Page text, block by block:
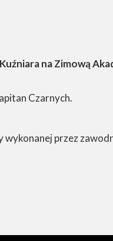
na Zimową
Czarnych.
przez